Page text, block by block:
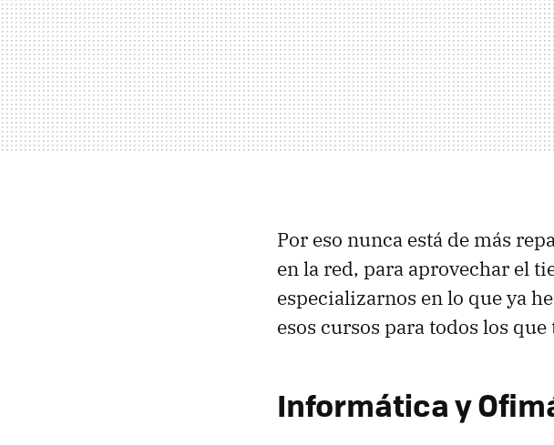
Por eso nunca está de más
en la red, para aprovechar el
especializarnos en lo que ya
esos cursos para todos los
Informática y